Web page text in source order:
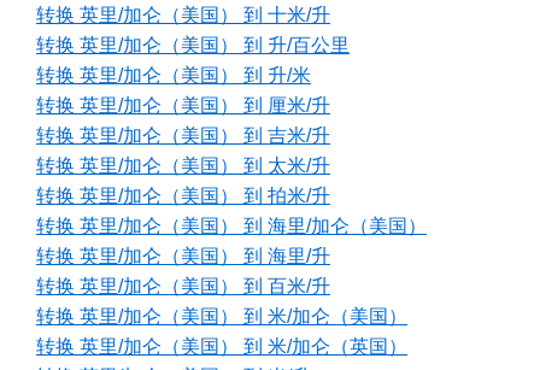
转换 英里/加仑（美国） 到 十米/升
转换 英里/加仑（美国） 到 升/百公里
转换 英里/加仑（美国） 到 升/米
转换 英里/加仑（美国） 到 厘米/升
转换 英里/加仑（美国） 到 吉米/升
转换 英里/加仑（美国） 到 太米/升
转换 英里/加仑（美国） 到 拍米/升
转换 英里/加仑（美国） 到 海里/加仑（美国）
转换 英里/加仑（美国） 到 海里/升
转换 英里/加仑（美国） 到 百米/升
转换 英里/加仑（美国） 到 米/加仑（美国）
转换 英里/加仑（美国） 到 米/加仑（英国）